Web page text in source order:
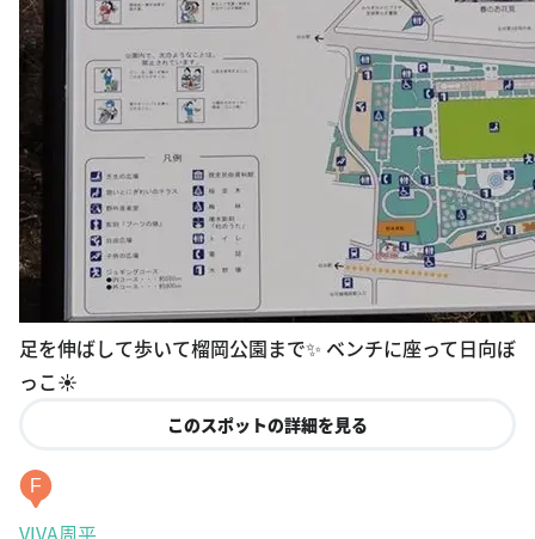
足を伸ばして歩いて榴岡公園まで✨ ベンチに座って日向ぼ
っこ☀️
このスポットの詳細を見る
F
VIVA周平